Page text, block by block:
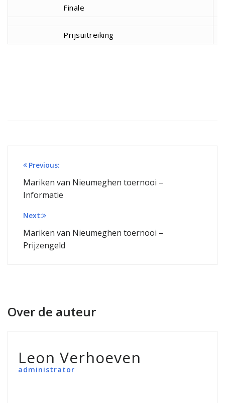
Finale
Prijsuitreiking
Bericht
navigatie
Previous:
Mariken van Nieumeghen toernooi –
Informatie
Next:
Mariken van Nieumeghen toernooi –
Prijzengeld
Over de auteur
Leon Verhoeven
administrator